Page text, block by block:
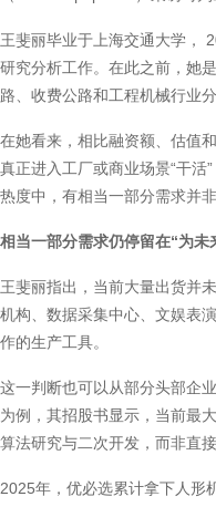
王斐丽毕业于上海交通大学，
研究分析工作。在此之前，她
路、收费公路和工程机械行业分
在她看来，相比融资额、估值
真正进入工厂或商业场景“干活
热度中，有相当一部分需求并
相当一部分需求仍停留在“为未
王斐丽指出，当前大量出货并
机构、数据采集中心、文娱表
作的生产工具。
这一判断也可以从部分头部企
为例，其招股书显示，当前最
算法研究与二次开发，而非直
2025年，优必选累计拿下人形